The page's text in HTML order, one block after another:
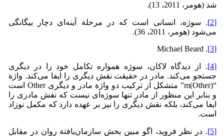
شد (هومر، 2011، 13).
[2]
. سوژه، انسانی است که در مرحلة آینه‌ای دچار بیگانگی
می‌شود (هومر، 2011، 36).
[3]
. Michael Beard
[4]
. از دیدگاه لاکان، سوژه همواره تکامل خود را در دیگری
جستجو می‌کند. مادر در حقیقت نقش دیگری را ایفا می‌کند. واژة
“m(Other)” متشکل از ترکیب دو واژة مادر و دیگری Other است
و بنابر این منظور از مادر تنها سوژه‌ای نیست که نقش مادری را
ایفا می‌کند، بلکه نقش دیگری را نیز بر عهده دارد که مکمل نوزاد
است.
[5]
. در نظر فروید، اگو مبین بخش سازمان‌یافتة روان در مقابل